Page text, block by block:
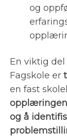
og
En viktig
Fagskole er
en fast
opplæringen
og å